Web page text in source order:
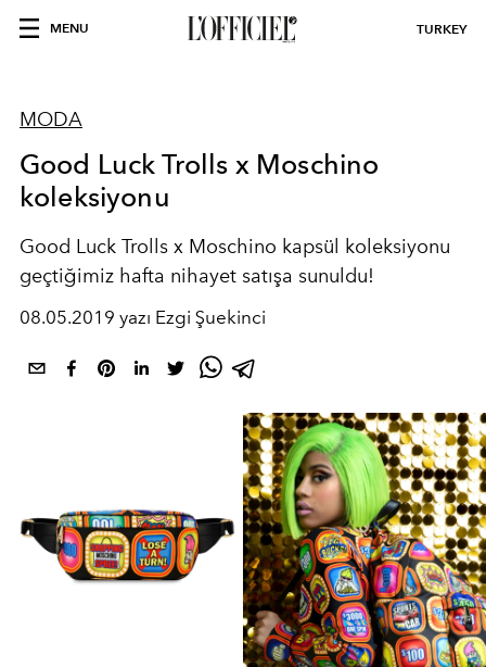
MENU TURKEY
MODA
Good Luck Trolls x Moschino
koleksiyonu
Good Luck Trolls x Moschino kapsül koleksiyonu
geçtiğimiz hafta nihayet satışa sunuldu!
08.05.2019 yazı Ezgi Şuekinci